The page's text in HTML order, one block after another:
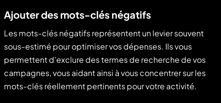
Ajouter des mots-clés négatifs
Les mots-clés négatifs représentent un levier souvent
sous-estimé pour optimiser vos dépenses. Ils vous
permettent d’exclure des termes de recherche de vos
campagnes, vous aidant ainsi à vous concentrer sur les
mots-clés réellement pertinents pour votre activité.